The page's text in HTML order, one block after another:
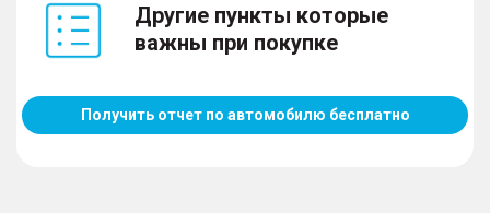
Другие пункты которые
важны при покупке
Получить отчет по автомобилю бесплатно